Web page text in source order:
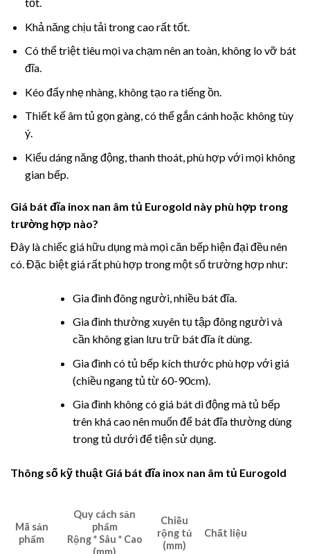
Khả năng chịu tải trong cao rất tốt.
Có thể triệt tiêu mọi va chạm nên an toàn, không lo vỡ bát
đĩa.
Kéo đẩy nhẹ nhàng, không tạo ra tiếng ồn.
Thiết kế âm tủ gọn gàng, có thể gắn cánh hoặc không tùy
ý.
Kiểu dáng năng động, thanh thoát, phù hợp với mọi không
gian bếp.
Giá bát đĩa inox nan âm tủ Eurogold này phù hợp trong
trường hợp nào?
Đây là chiếc giá hữu dụng mà mọi căn bếp hiện đại đều nên
có. Đặc biệt giá rất phù hợp trong một số trường hợp như:
Gia đình đông người, nhiều bát đĩa.
Gia đình thường xuyên tụ tập đông người và
cần không gian lưu trữ bát đĩa ít dùng.
Gia đình có tủ bếp kích thước phù hợp với giá
(chiều ngang tủ từ 60-90cm).
Gia đình không có giá bát di động mà tủ bếp
trên khá cao nên muốn để bát đĩa thường dùng
trong tủ dưới để tiện sử dụng.
Thông số kỹ thuật Giá bát đĩa inox nan âm tủ Eurogold
Mã sản
phẩm
Quy cách sản
phẩm
Rộng * Sâu * Cao
Chiều
rộng tủ
(mm)
Chất liệu